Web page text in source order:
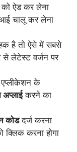
ऐड कर लेना
चालू कर लेना
है तो ऐसे में सबसे
से लेटेस्ट वर्जन पर
के
करने का
कोडदर्ज करना
करना होगा